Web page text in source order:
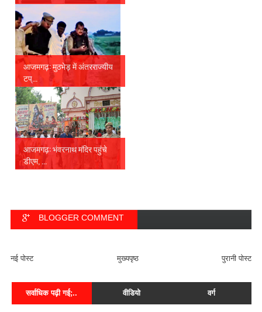
आजमगढ़: मुठभेड़ में अंतरराज्यीय
टप्...
आजमगढ़: भंवरनाथ मंदिर पहुंचे
डीएम, ...
BLOGGER COMMENT
नई पोस्ट पुरानी पोस्ट
मुख्यपृष्ठ
सर्वाधिक पढ़ी गई;.. वीडियो वर्ग